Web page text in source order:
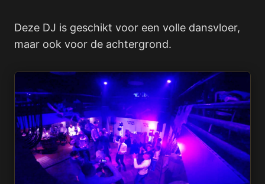
Deze DJ is geschikt voor een volle dansvloer,
maar ook voor de achtergrond.